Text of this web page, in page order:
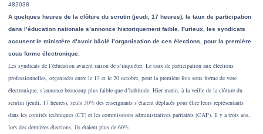
482038
A quelques heures de la clôture du scrutin (jeudi, 17 heures), le taux de participation
dans l’éducation nationale s’annonce historiquement faible. Furieux, les syndicats
accusent le ministère d’avoir bâclé l’organisation de ces élections, pour la première
sous forme électronique.
Les syndicats de l’éducation avaient raison de s’inquiéter. Le taux de participation aux élections
professionnelles, organisées entre le 13 et le 20 octobre, pour la première fois sous forme de vote
électronique, s’annonce beaucoup plus faible que d’habitude. Hier matin, à la veille de la clôture du
scrutin (jeudi, 17 heures), seuls 30% des enseignants s’étaient déplacés pour élire leurs représentants
dans les comités techniques (CT) et les commissions administratives paritaires (CAP). Il y a trois ans,
lors des dernières élections, ils étaient plus de 60%.